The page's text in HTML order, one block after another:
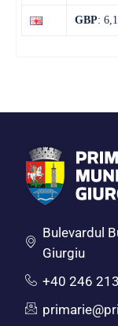
GBP:
Bulevardul
Giurgiu
+40 246